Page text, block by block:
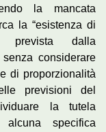
la mancata
la “esistenza di
prevista dalla
considerare
di proporzionalità
previsioni del
la tutela
specifica